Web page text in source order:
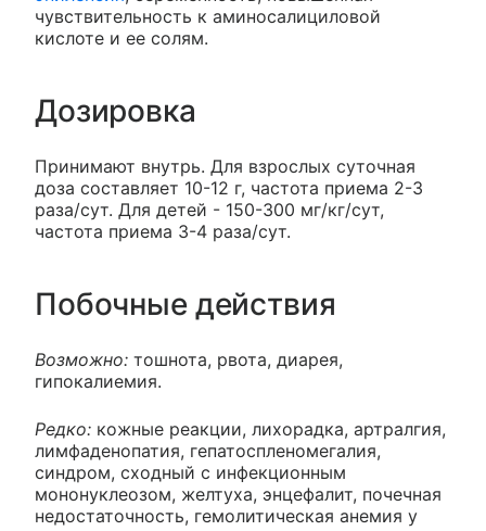
чувствительность к аминосалициловой
кислоте и ее солям.
Дозировка
Принимают внутрь. Для взрослых суточная
доза составляет 10-12 г, частота приема 2-3
раза/сут. Для детей - 150-300 мг/кг/сут,
частота приема 3-4 раза/сут.
Побочные действия
Возможно: тошнота, рвота, диарея,
гипокалиемия.
Редко: кожные реакции, лихорадка, артралгия,
лимфаденопатия, гепатоспленомегалия,
синдром, сходный с инфекционным
мононуклеозом, желтуха, энцефалит, почечная
недостаточность, гемолитическая анемия у